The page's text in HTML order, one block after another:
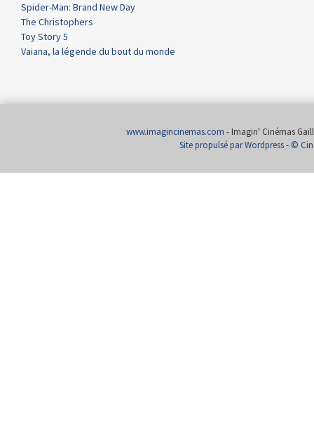
Spider-Man: Brand New Day
The Christophers
Toy Story 5
Vaiana, la légende du bout du monde
www.imagincinemas.com - Imagin' Cinémas
Site propulsé par Wordpress- ©